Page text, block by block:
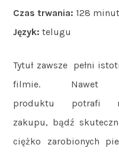
Czas trwania: 128 minut
Język: telugu
Tytuł zawsze pełni
filmie. Nawet
produktu potrafi
zakupu, bądź
ciężko zarobionych